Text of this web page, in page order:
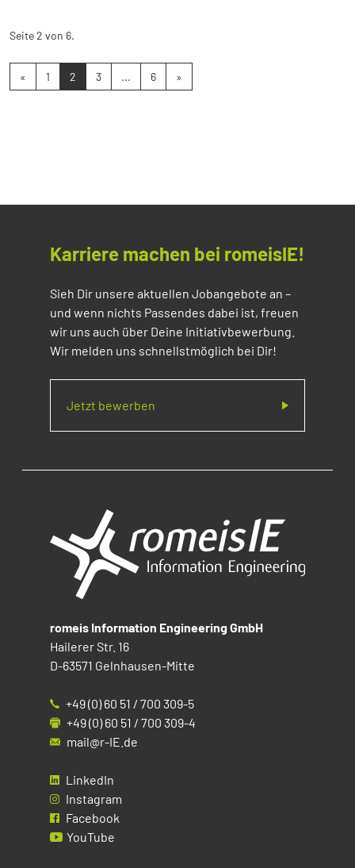
Seite 2 von 6.
« 1 2 3 ... 6 »
Karriere machen bei romeisIE!
Sieh Dir unsere aktuellen Jobangebote an –
und wenn nichts Passendes dabei ist, freuen
wir uns auch über Deine Initiativbewerbung.
Wir melden uns schnellstmöglich bei Dir!
Jetzt bewerben
romeis Information Engineering GmbH
Hailerer Str. 16
D-63571 Gelnhausen-Mitte
+49 (0) 60 51 / 700 309-5
+49 (0) 60 51 / 700 309-4
mail@r-IE.de
LinkedIn
Instagram
Facebook
YouTube